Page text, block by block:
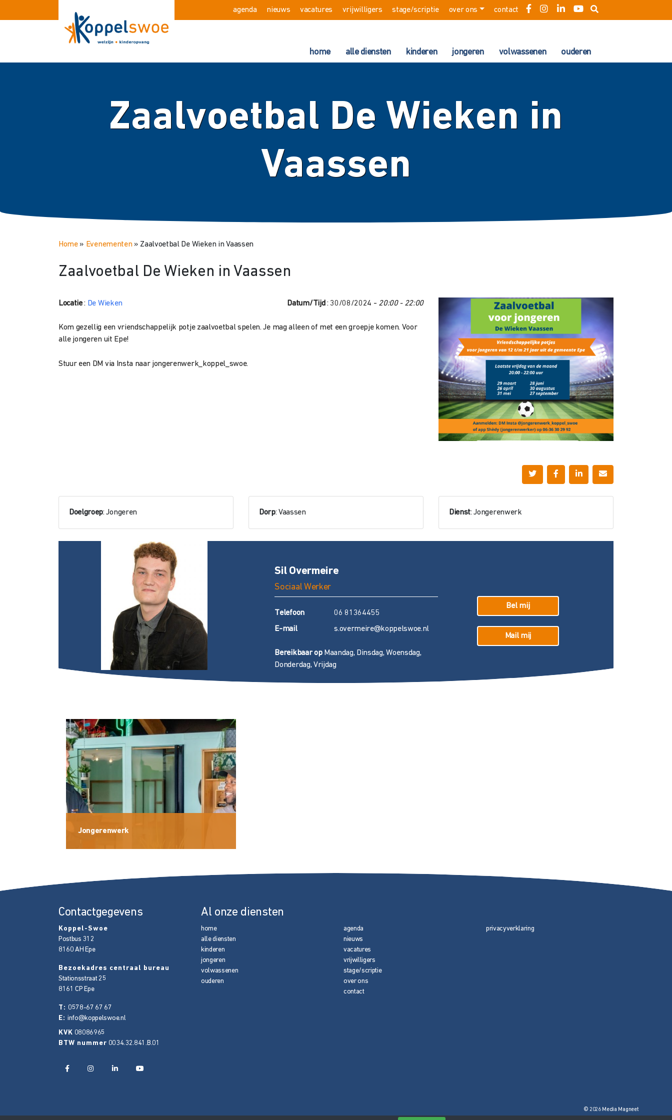
agenda nieuws vacatures vrijwilligers stage/scriptie over ons contact
home alle diensten kinderen jongeren volwassenen ouderen
Zaalvoetbal De Wieken in
Vaassen
Home» Evenementen» Zaalvoetbal De Wieken in Vaassen
Zaalvoetbal De Wieken in Vaassen
Locatie: De Wieken Datum/Tijd : 30/08/2024 - 20:00 - 22:00
Kom gezellig een vriendschappelijk potje zaalvoetbal spelen. Je mag alleen of met een groepje komen. Voor
alle jongeren uit Epe!
Stuur een DM via Insta naar jongerenwerk_koppel_swoe.
Doelgroep: Jongeren Dorp: Vaassen Dienst: Jongerenwerk
Sil Overmeire
Sociaal Werker
Telefoon
06 81364455
E-mail s.overmeire@koppelswoe.nl
Bereikbaar opMaandag, Dinsdag, Woensdag,
Donderdag, Vrijdag
Bel mij
Mail mij
Jongerenwerk
Contactgegevens
Koppel-Swoe
Postbus 312
8160 AH Epe
Bezoekadres centraal bureau
Stationsstraat 25
8161 CP Epe
T: 0578-67 67 67
E: info@koppelswoe.nl
KVK 08086965
BTW nummer 0034.32.841.B.01
Al onze diensten
home
alle diensten
kinderen
jongeren
volwassenen
ouderen
agenda
nieuws
vacatures
vrijwilligers
stage/scriptie
over ons
contact
privacyverklaring
© 2026 Media Magneet